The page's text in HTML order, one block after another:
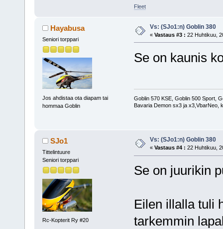
Fleet
Hayabusa
Seniori torppari
Jos ahdistaa ota diapam tai
hommaa Goblin
Vs: (SJo1:n) Goblin 380
« Vastaus #3 : 22 Huhtikuu,
Se on kaunis
Goblin 570 KSE, Goblin 500 Sport,
Bavaria Demon sx3 ja x3,VbarNeo,
SJo1
Tittelintuure
Seniori torppari
Rc-Kopterit Ry #20
Vs: (SJo1:n) Goblin 380
« Vastaus #4 : 22 Huhtikuu,
Se on juurikin
Eilen illalla tuli
tarkemmin